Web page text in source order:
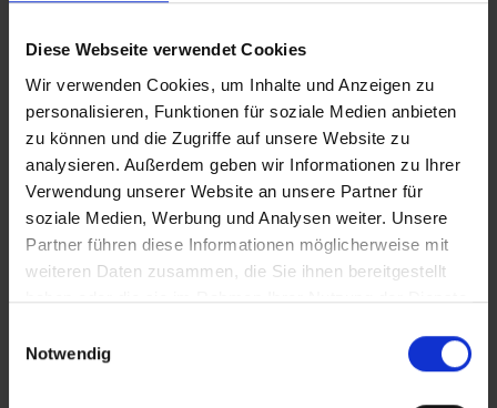
Diese Webseite verwendet Cookies
Wir verwenden Cookies, um Inhalte und Anzeigen zu
personalisieren, Funktionen für soziale Medien anbieten
zu können und die Zugriffe auf unsere Website zu
analysieren. Außerdem geben wir Informationen zu Ihrer
Verwendung unserer Website an unsere Partner für
soziale Medien, Werbung und Analysen weiter. Unsere
Partner führen diese Informationen möglicherweise mit
weiteren Daten zusammen, die Sie ihnen bereitgestellt
haben oder die sie im Rahmen Ihrer Nutzung der Dienste
Notwendig
Workation
Zusätzlich zu den Ferien, zwei Wochen Workation pro
Jahr
Kurse
Weiterbildungsförderung in Form von